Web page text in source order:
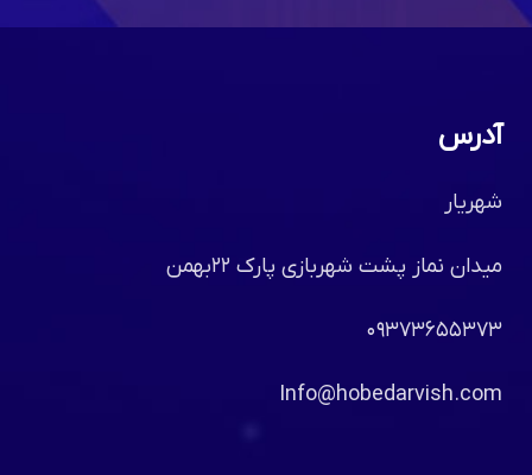
آدرس
شهریار
میدان نماز پشت شهربازی پارک ۲۲بهمن
۰۹۳۷۳۶۵۵۳۷۳
Info@hobedarvish.com